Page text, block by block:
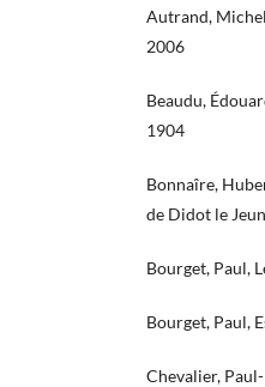
Autrand,
2006
Beaudu,
1904
Bonnaîre,
de Didot le
Bourget, Paul,
Bourget, Paul,
Chevalier,